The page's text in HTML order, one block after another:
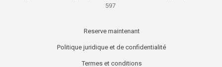
597
Secondary
Reserve maintenant
Politique juridique et de confidentialité
Termes et conditions